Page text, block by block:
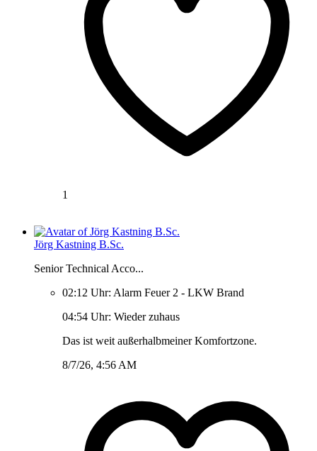
1
Jörg Kastning B.Sc.
Senior Technical Acco...
02:12 Uhr: Alarm Feuer 2 - LKW Brand
04:54 Uhr: Wieder zuhaus
Das ist weit außerhalbmeiner Komfortzone.
8/7/26, 4:56 AM